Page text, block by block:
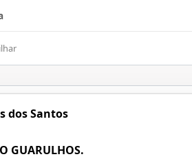
dos Santos
GUARULHOS.